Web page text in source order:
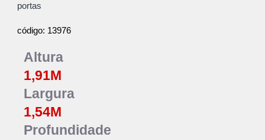
portas
código: 13976
Altura
1,91M
Largura
1,54M
Profundidade